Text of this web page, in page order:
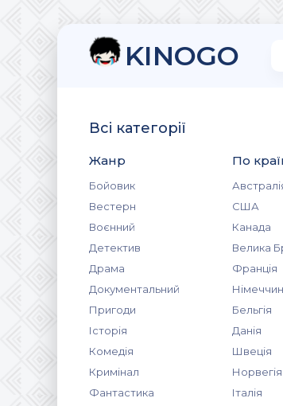
KINOGO
Всі категорії
Жанр
Бойовик
Вестерн
Воєнний
Детектив
Драма
Документальний
Пригоди
Історія
Комедія
Кримінал
Фантастика
По
США
Канада
Велика
Франція
Бельгія
Данія
Швеція
Норвегія
Італія